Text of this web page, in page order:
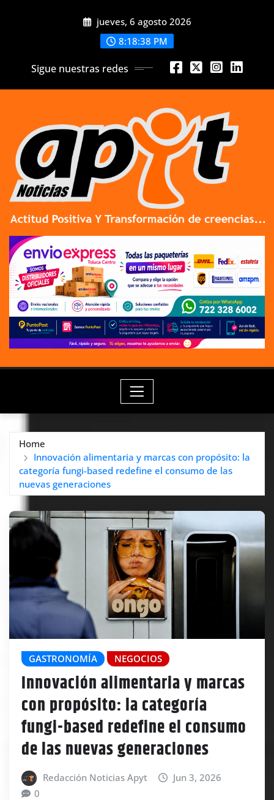
jueves, 6 agosto 2026
8:18:39 PM
Sigue nuestras redes
Home
Innovación alimentaria y marcas con propósito: la
categoría fungi-based redefine el consumo de las
nuevas generaciones
GASTRONOMÍA NEGOCIOS
Innovación alimentaria y marcas
con propósito: la categoría
fungi-based redefine el consumo
de las nuevas generaciones
Redacción Noticias Apyt
Jun 3, 2026
0